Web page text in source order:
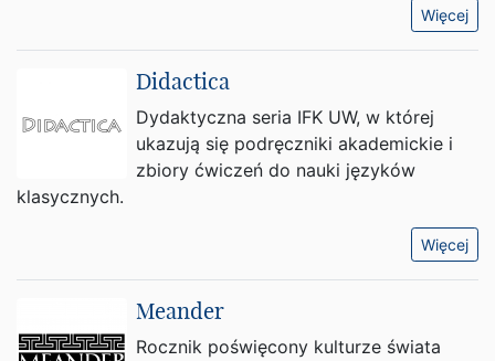
Więcej
Didactica
Dydaktyczna seria IFK UW, w której
ukazują się podręczniki akademickie i
zbiory ćwiczeń do nauki języków
klasycznych.
Więcej
Meander
Rocznik poświęcony kulturze świata